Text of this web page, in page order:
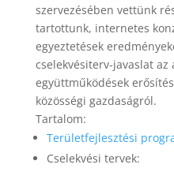
szervezésében vettünk
tartottunk, internetes
egyeztetések
cselekvésiterv-javaslat
együttműködések
közösségi gazdaságról.
Tartalom:
Területfejlesztési
Cselekvési tervek: